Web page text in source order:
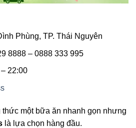
Phùng, TP. Thái Nguyên
8888 – 0888 333 995
22:00
một bữa ăn nhanh gọn nhưng
là lựa chọn hàng đầu.